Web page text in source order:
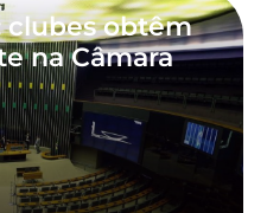
clubes obtêm
na Câmara